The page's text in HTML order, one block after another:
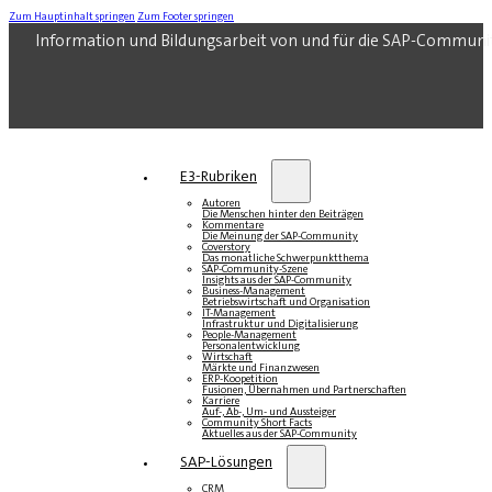
Zum Hauptinhalt springen Zum Footer springen
Information und Bildungsarbeit von und für die SAP-
E3-Rubriken
Autoren
Die Menschen hinter den Beiträgen
Kommentare
Die Meinung der SAP-Community
Coverstory
Das monatliche Schwerpunktthema
SAP-Community-Szene
Insights aus der SAP-Community
Business-Management
Betriebswirtschaft und Organisation
IT-Management
Infrastruktur und Digitalisierung
People-Management
Personalentwicklung
Wirtschaft
Märkte und Finanzwesen
ERP-Koopetition
Fusionen, Übernahmen und Partnerschaften
Karriere
Auf-, Ab-, Um- und Aussteiger
Community Short Facts
Aktuelles aus der SAP-Community
SAP-Lösungen
CRM